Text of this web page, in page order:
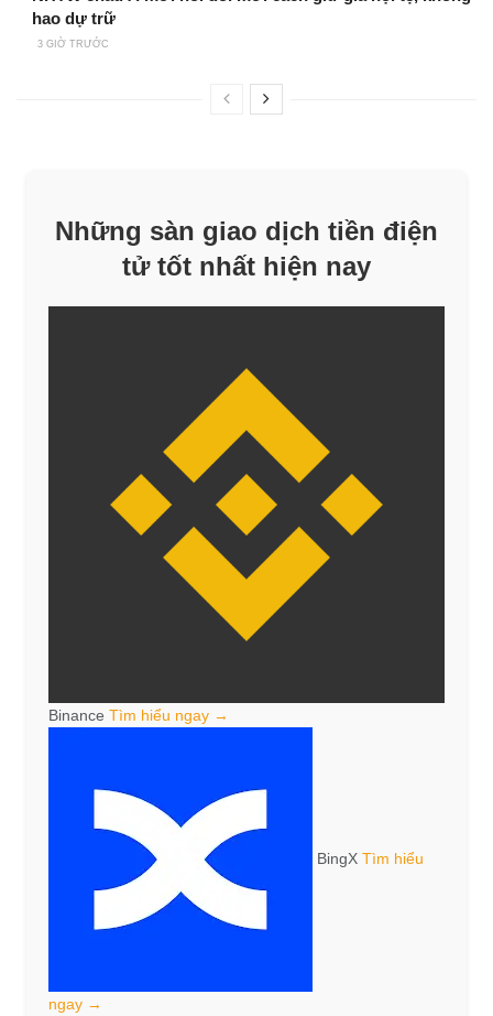
hao dự trữ
3 GIỜ TRƯỚC
Những sàn giao dịch tiền điện
tử tốt nhất hiện nay
Binance Tìm hiểu ngay →
BingX Tìm hiểu
ngay →